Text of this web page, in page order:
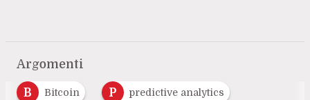
Argomenti
B Bitcoin P predictive analytics